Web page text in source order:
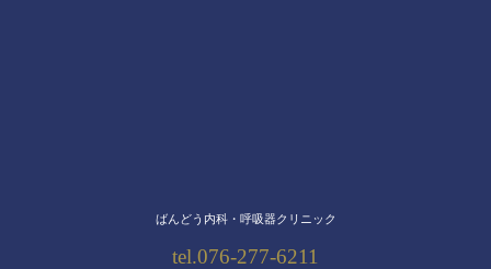
ばんどう内科・呼吸器クリニック
tel.076-277-6211